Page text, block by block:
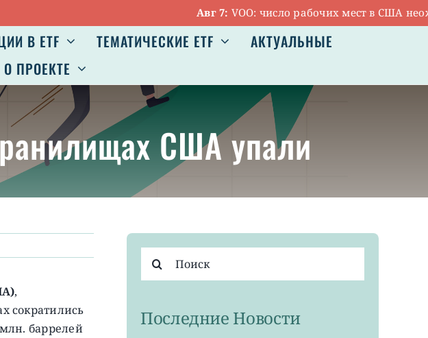
Авг 7:VOO: число рабочих мест в США
В ETF ТЕМАТИЧЕСКИЕ ETF
АКТУАЛЬНЫЕ
О ПРОЕКТЕ
США упали
,
сократились
баррелей
поиска:
Последние Новости